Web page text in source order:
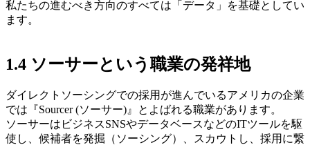
私たちの進むべき方向のすべては「データ」を基礎としてい
ます。
1.4 ソーサーという職業の発祥地
ダイレクトソーシングでの採用が進んでいるアメリカの企業
では『Sourcer (ソーサー)』とよばれる職業があります。
ソーサーはビジネスSNSやデータベースなどのITツールを駆
使し、候補者を発掘（ソーシング）、スカウトし、採用に繋